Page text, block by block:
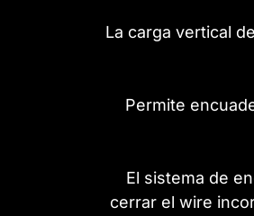
La carga vertical
Permite
El sistema de
cerrar el wire